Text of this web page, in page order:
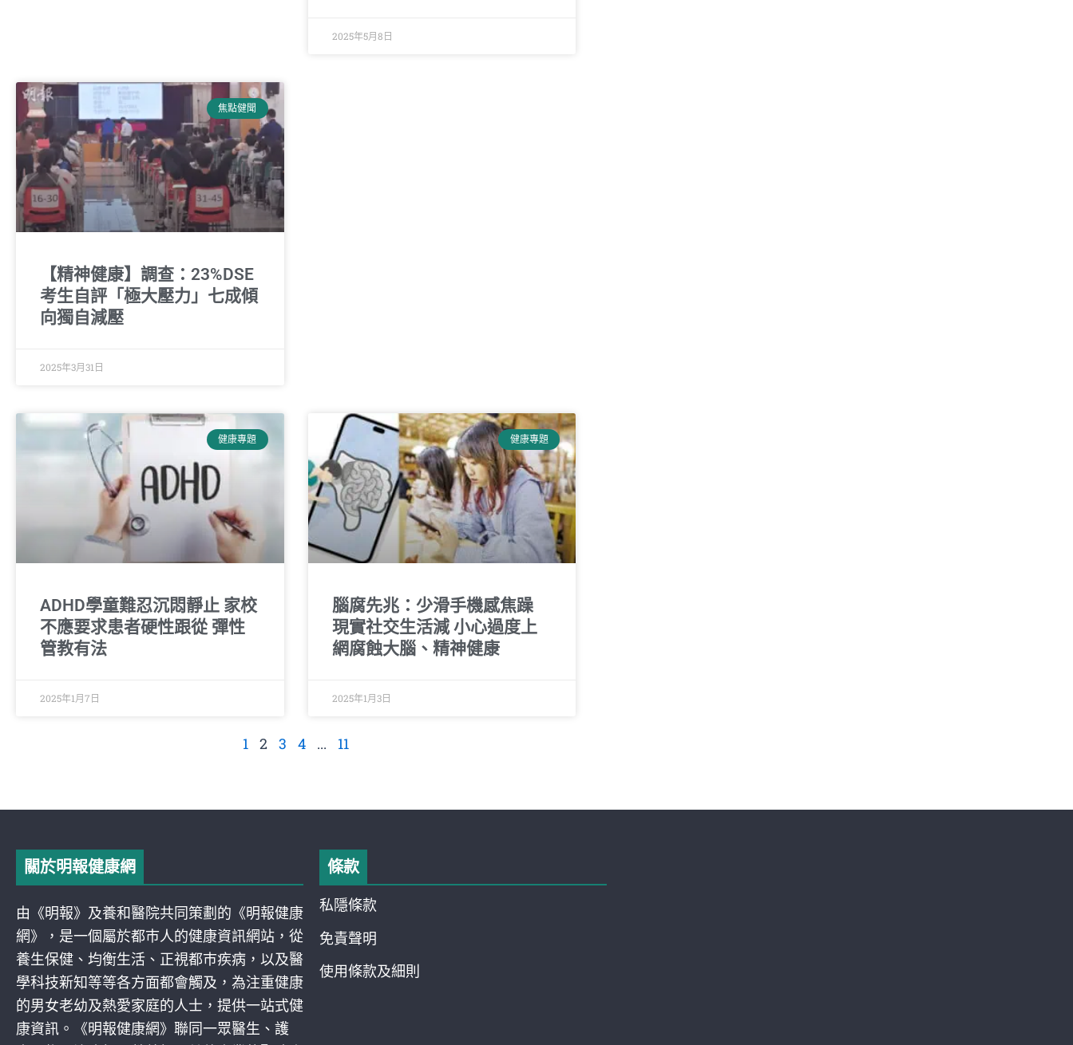
2025年5月8日
焦點健聞
【精神健康】調查：23%DSE
考生自評「極大壓力」七成傾
向獨自減壓
2025年3月31日
健康專題
ADHD學童難忍沉悶靜止 家校
不應要求患者硬性跟從 彈性
管教有法
2025年1月7日
健康專題
腦腐先兆：少滑手機感焦躁
現實社交生活減 小心過度上
網腐蝕大腦、精神健康
2025年1月3日
1 2 3 4 ... 11
關於明報健康網
由《明報》及養和醫院共同策劃的《明報健康
網》，是一個屬於都巿人的健康資訊網站，從
養生保健、均衡生活、正視都巿疾病，以及醫
學科技新知等等各方面都會觸及，為注重健康
的男女老幼及熱愛家庭的人士，提供一站式健
康資訊。《明報健康網》聯同一眾醫生、護
條款
私隱條款
免責聲明
使用條款及細則